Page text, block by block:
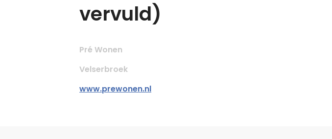
vervuld)
Pré Wonen
Velserbroek
www.prewonen.nl